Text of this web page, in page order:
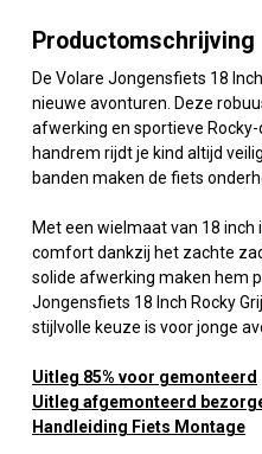
Productomschrijving
De Volare Jongensfiets 18
nieuwe avonturen. Deze
afwerking en sportieve
handrem rijdt je kind altijd
banden maken de fiets
Met een wielmaat van 18 inch
comfort dankzij het zachte
solide afwerking maken hem
Jongensfiets 18 Inch Rocky
stijlvolle keuze is voor jonge
Uitleg 85% voor gemonteerd
Uitleg afgemonteerd
Handleiding Fiets Montage